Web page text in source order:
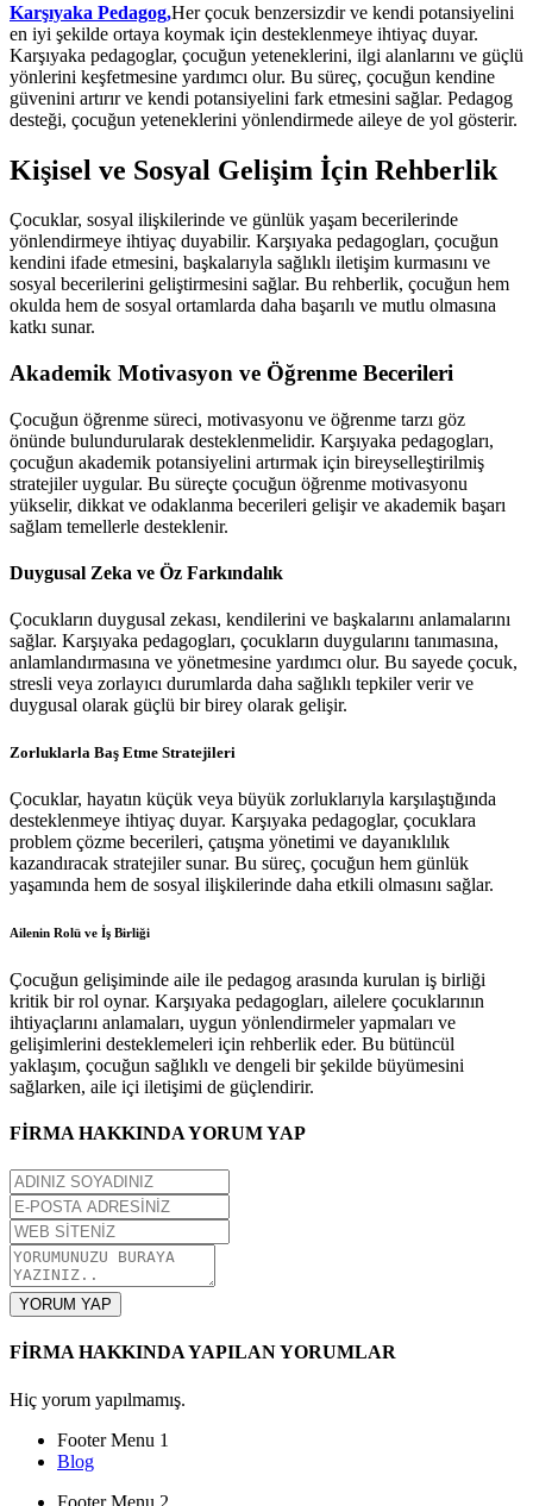
Karşıyaka Pedagog,Her çocuk benzersizdir ve kendi potansiyelini
en iyi şekilde ortaya koymak için desteklenmeye ihtiyaç duyar.
Karşıyaka pedagoglar, çocuğun yeteneklerini, ilgi alanlarını ve güçlü
yönlerini keşfetmesine yardımcı olur. Bu süreç, çocuğun kendine
güvenini artırır ve kendi potansiyelini fark etmesini sağlar. Pedagog
desteği, çocuğun yeteneklerini yönlendirmede aileye de yol gösterir.
Kişisel ve Sosyal Gelişim İçin Rehberlik
Çocuklar, sosyal ilişkilerinde ve günlük yaşam becerilerinde
yönlendirmeye ihtiyaç duyabilir. Karşıyaka pedagogları, çocuğun
kendini ifade etmesini, başkalarıyla sağlıklı iletişim kurmasını ve
sosyal becerilerini geliştirmesini sağlar. Bu rehberlik, çocuğun hem
okulda hem de sosyal ortamlarda daha başarılı ve mutlu olmasına
katkı sunar.
Akademik Motivasyon ve Öğrenme Becerileri
Çocuğun öğrenme süreci, motivasyonu ve öğrenme tarzı göz
önünde bulundurularak desteklenmelidir. Karşıyaka pedagogları,
çocuğun akademik potansiyelini artırmak için bireyselleştirilmiş
stratejiler uygular. Bu süreçte çocuğun öğrenme motivasyonu
yükselir, dikkat ve odaklanma becerileri gelişir ve akademik başarı
sağlam temellerle desteklenir.
Duygusal Zeka ve Öz Farkındalık
Çocukların duygusal zekası, kendilerini ve başkalarını anlamalarını
sağlar. Karşıyaka pedagogları, çocukların duygularını tanımasına,
anlamlandırmasına ve yönetmesine yardımcı olur. Bu sayede çocuk,
stresli veya zorlayıcı durumlarda daha sağlıklı tepkiler verir ve
duygusal olarak güçlü bir birey olarak gelişir.
Zorluklarla Baş Etme Stratejileri
Çocuklar, hayatın küçük veya büyük zorluklarıyla karşılaştığında
desteklenmeye ihtiyaç duyar. Karşıyaka pedagoglar, çocuklara
problem çözme becerileri, çatışma yönetimi ve dayanıklılık
kazandıracak stratejiler sunar. Bu süreç, çocuğun hem günlük
yaşamında hem de sosyal ilişkilerinde daha etkili olmasını sağlar.
Ailenin Rolü ve İş Birliği
Çocuğun gelişiminde aile ile pedagog arasında kurulan iş birliği
kritik bir rol oynar. Karşıyaka pedagogları, ailelere çocuklarının
ihtiyaçlarını anlamaları, uygun yönlendirmeler yapmaları ve
gelişimlerini desteklemeleri için rehberlik eder. Bu bütüncül
yaklaşım, çocuğun sağlıklı ve dengeli bir şekilde büyümesini
sağlarken, aile içi iletişimi de güçlendirir.
FİRMA HAKKINDA YORUM YAP
YORUM YAP
FİRMA HAKKINDA YAPILAN YORUMLAR
Hiç yorum yapılmamış.
Footer Menu 1
Blog
Footer Menu 2